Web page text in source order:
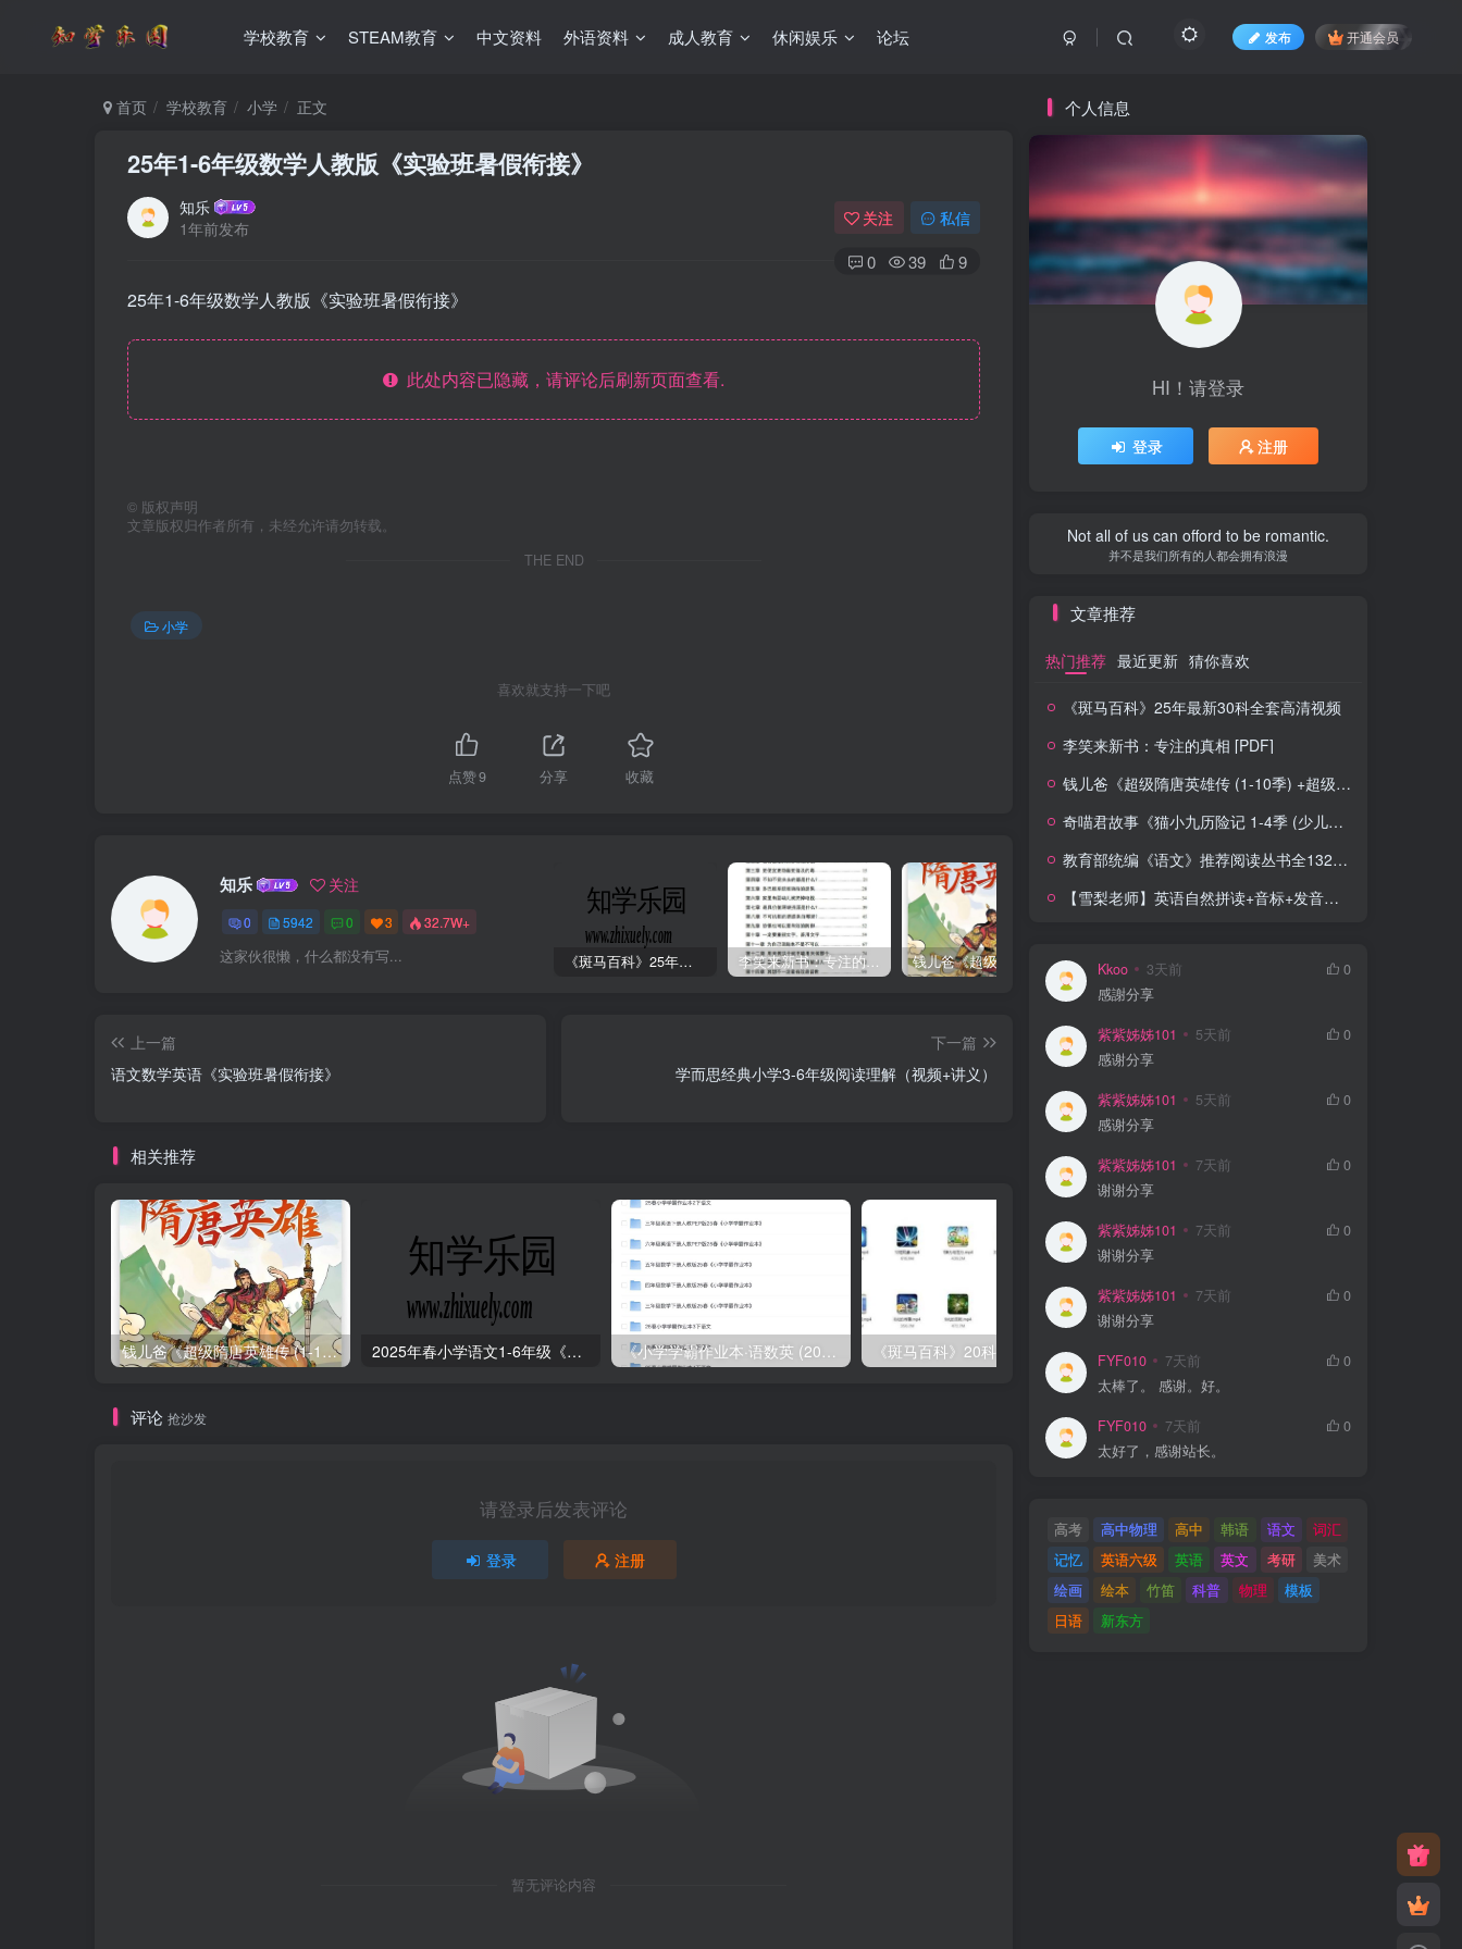
学校教育 STEAM教育 中文资料 外语资料 成人教育 休闲娱乐 论坛 发布 开通会员
首页 学校教育 小学 正文
25年1-6年级数学人教版《实验班暑假衔接》
知乐
1年前发布
关注 私信
0 39 9
25年1-6年级数学人教版《实验班暑假衔接》
此处内容已隐藏，请评论后刷新页面查看.
© 版权声明
文章版权归作者所有，未经允许请勿转载。
THE END
小学
喜欢就支持一下吧
点赞9 分享 收藏
知乐 关注
0 5942 0 3 32.7W+
这家伙很懒，什么都没有写... 《斑马百科》25年最新30科全套高清视频 李笑来新书：专注的真相 [PDF] 钱儿爸《超级隋唐英雄传 (1-10季) +超级隋唐英雄后传 (1-4季）
上一篇
语文数学英语《实验班暑假衔接》
下一篇
学而思经典小学3-6年级阅读理解（视频+讲义）
相关推荐
钱儿爸《超级隋唐英雄传 (1-10季) +超级隋唐英雄后传 (1-4季） 2025年春小学语文1-6年级《王朝霞阅读训练100篇》 《斑马百科》20科全套高清视频 学丞《晓艳英语：小学英语课 (告别死记硬背) 》
评论 抢沙发
请登录后发表评论
登录 注册
暂无评论内容
个人信息
HI！请登录
登录 注册
Not all of us can offord to be romantic.
并不是我们所有的人都会拥有浪漫
文章推荐
热门推荐 最近更新 猜你喜欢
《斑马百科》25年最新30科全套高清视频
李笑来新书：专注的真相 [PDF]
钱儿爸《超级隋唐英雄传 (1-10季) +超级隋唐英雄后传 (1-4季）
奇喵君故事《猫小九历险记 1-4季 (少儿大型奇幻冒险之旅)
教育部统编《语文》推荐阅读丛书全132种143册
【雪梨老师】英语自然拼读+音标+发音规则（精品课三合一）
Kkoo 3天前
0
感謝分享
紫紫姊姊101 5天前
0
感谢分享
紫紫姊姊101 5天前
0
感谢分享
紫紫姊姊101 7天前
0
谢谢分享
紫紫姊姊101 7天前
0
谢谢分享
紫紫姊姊101 7天前
0
谢谢分享
FYF010 7天前
0
太棒了。 感谢。好。
FYF010 7天前
0
太好了，感谢站长。
高考 高中物理 高中 韩语 语文
词汇
记忆
英语六级 英语 英文 考研
美术
绘画
绘本 竹笛 科普 物理
模板
日语
新东方